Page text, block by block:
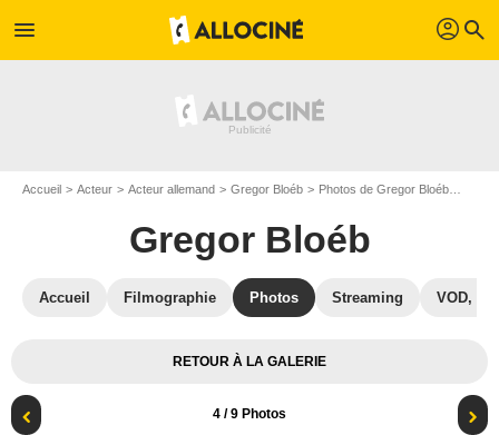
menu profil search
Accueil Acteur Acteur allemand Gregor Bloéb Photos de Gregor Bloéb
Gregor Bloéb
Accueil Filmographie Photos Streaming VOD,
RETOUR À LA GALERIE
4 / 9 Photos